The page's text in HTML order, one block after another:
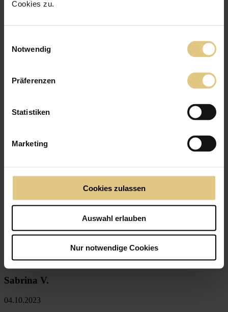
Cookies zu.
Notwendig
Präferenzen
Statistiken
Marketing
Cookies zulassen
Auswahl erlauben
Nur notwendige Cookies
3 Sterne
%
Philipp S.
Bereits meine zweite Bestellung bei NewShades. Nach wie vor alles
/5
Sabrina V.
04.10.2023